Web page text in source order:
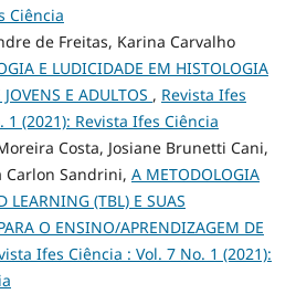
Ciência
de Freitas, Karina Carvalho
E LUDICIDADE EM HISTOLOGIA
E ADULTOS , Revista Ifes
1 (2021): Revista Ifes Ciência
Costa, Josiane Brunetti Cani,
Carlon Sandrini, A METODOLOGIA
LEARNING (TBL) E SUAS
O ENSINO/APRENDIZAGEM DE
Ifes Ciência : Vol. 7 No. 1 (2021):